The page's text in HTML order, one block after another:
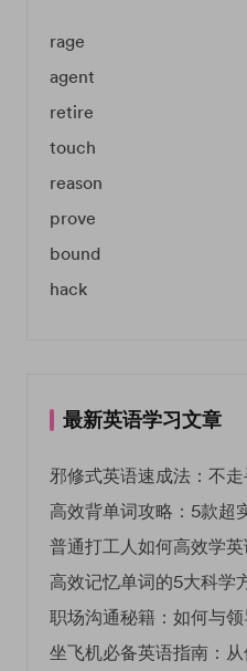
rage
agent
retire
touch
reason
prove
bound
hack
最新英语学习文章
邪修式英语速成法：不
高效背单词攻略：5款超
高效记忆单词的5大科学
坐飞机必备英语指南：